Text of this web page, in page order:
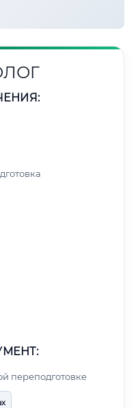
переподготовке